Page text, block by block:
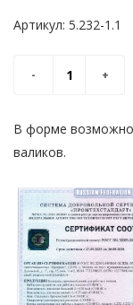
Артикул: 5.232-1.1
В форме возможно
валиков.